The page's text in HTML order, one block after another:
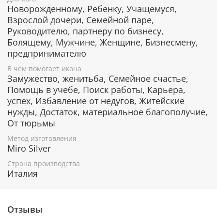
Деревянная основа иконы изготавливается из
наиболее ценных пород лиственных деревьв.
Дерево окуме и ореховое дерево отличаются
благородным цветом и фактурой.
Защита от царапин и потери блеска
Серебряный слой на поверхность иконы наносится
по PVD технологии, которая обеспечивает
отсутствие примесей в серебре. Такое покрытие
обладает особой стойкостью к внешнему
воздействию, оно не утрачивает первоначальный
блеск в течение многих лет, устойчиво к коррозии и
царапинам.
Дополнительную защиту дает прозрачный лак,
Новорожденному, Ребенку, Учащемуся,
Взрослой дочери, Семейной паре,
Руководителю, партнеру по бизнесу,
Болящему, Мужчине, Женщине, Бизнесмену,
предпринимателю
В чем помогает икона
Замужество, женитьба, Семейное счастье,
Помощь в учебе, Поиск работы, Карьера,
успех, Избавление от недугов, Житейские
нужды, Достаток, материальное благополучие,
От тюрьмы
Метод изготовления
Miro Silver
Страна производства
Италия
Отзывы